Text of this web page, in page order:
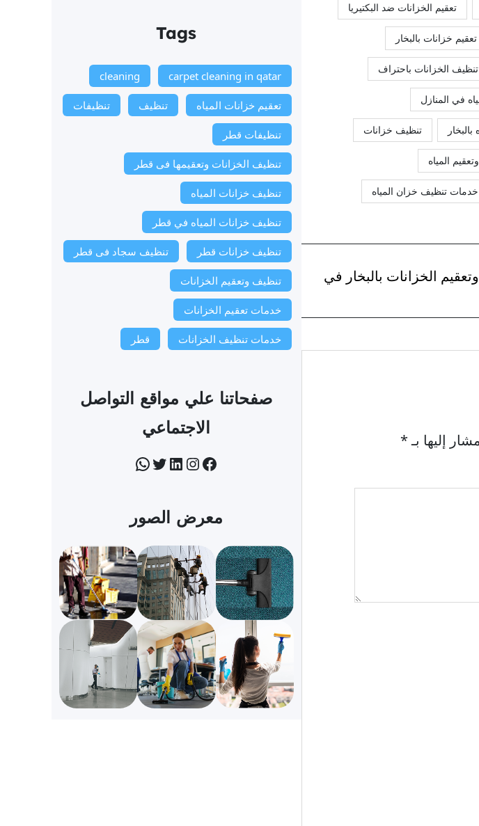
تعقيم الخزانات ضد البكتيريا
تعقيم خزانات بالبخار
تنظيف الخزانات باحتراف
في المنازل
تنظيف خزانات
المياه
خدمات تنظيف خزان المياه
الخزانات بالبخار في
إليها بـ*
Tags
carpet cleaning in qatar
cleaning
تعقيم خزانات المياه تنظيف تنظيفات
تنظيفات قطر
تنظيف الخزانات وتعقيمها فى قطر
تنظيف خزانات المياه
تنظيف خزانات المياه في قطر
تنظيف خزانات قطر تنظيف سجاد فى قطر
تنظيف وتعقيم الخزانات
خدمات تعقيم الخزانات
خدمات تنظيف الخزانات قطر
صفحاتنا علي مواقع التواصل
الاجتماعي
فيسبوك إنستجرام لينكد إن تويتر واتساب
معرض الصور